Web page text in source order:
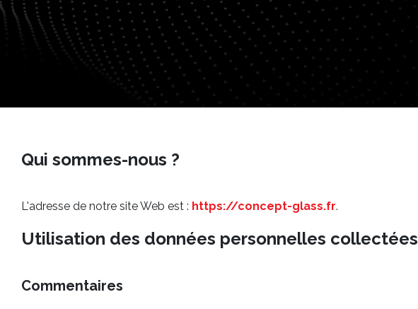
Qui sommes-nous ?
L'adresse de notre site Web est : https://concept-glass.fr.
Utilisation des données personnelles collectées
Commentaires